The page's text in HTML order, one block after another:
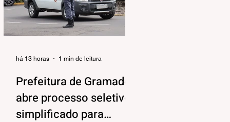
avaliadas. Nos Anos Iniciais (1º ao
5º ano), o município ultrapassou a
meta nacional de 6,0 e ficou acima
Prefeitura de Gramado
abre processo seletivo
simplificado para
há 13 horas 1 min de leitura